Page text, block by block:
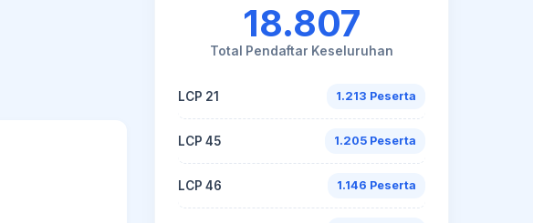
18.807
Total Pendaftar Keseluruhan
LCP 21 1.213 Peserta
LCP 45 1.205 Peserta
LCP 46 1.146 Peserta